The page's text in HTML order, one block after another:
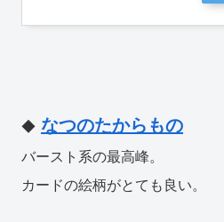
◆ なつのたからもの
バースト系の最高峰。
カードの絵柄がとても良い。